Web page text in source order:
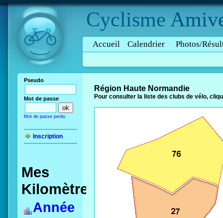
Cyclisme
Accueil Calendrier Photos/
Pseudo
Mot de passe
Mot de passe perdu
Inscription
Mes
Kilomètres
Année
Région Haute Normandie
Pour consulter la liste des clubs de vélo,